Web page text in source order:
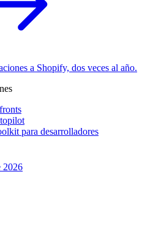
a Shopify, dos veces al año.
para desarrolladores
2026